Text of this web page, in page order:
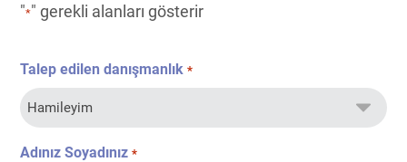
"*" gerekli alanları gösterir
Talep edilen danışmanlık *
Adınız Soyadınız *